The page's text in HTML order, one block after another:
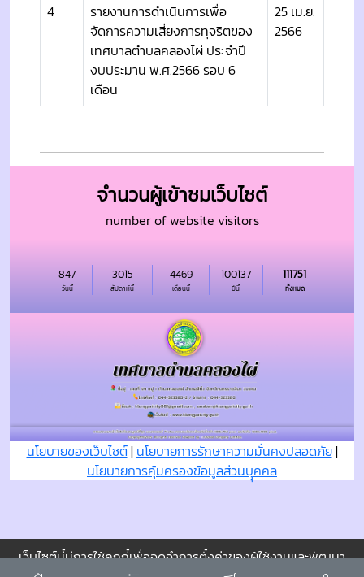
4
รายงานการดำเนินการเพื่อ
จัดการความเสี่ยงการทุจริตของ
เทศบาลตำบลคลองไผ่ ประจำปี
งบประมาน พ.ศ.2566 รอบ 6
เดือน
25 เม.ย.
2566
จำนวนผู้เข้าชมเว็บไซต์
number of website visitors
วันนี้
847
สัปดาห์นี้
3015
เดือนนี้
4469
ปีนี้
100137
ทั้งหมด
111751
นโยบายของเว็บไซต์| นโยบายการรักษาความมั่นคงปลอดภัย|
นโยบายการคุ้มครองข้อมูลส่วนบุุคคล
เว็บไซต์นี้มีการใช้คุกกี้เพื่อจดจำการตั้งค่าของผู้ใช้งานและพัฒนา